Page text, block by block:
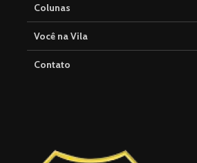
Colunas
Você na Vila
Contato